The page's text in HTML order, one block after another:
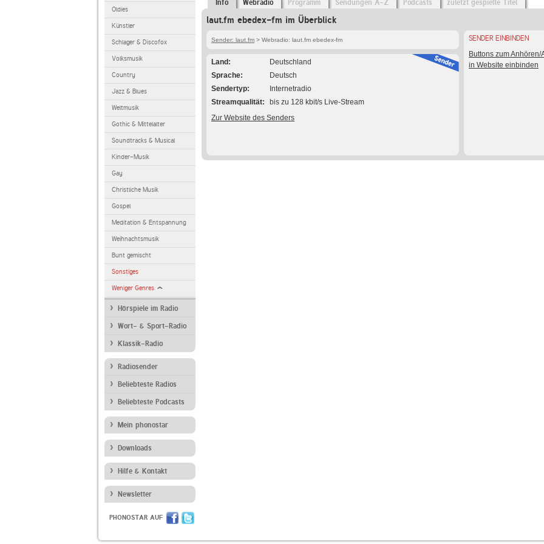
Oldies
Künstler
Schlager & Discofox
Volksmusik
Country
Jazz & Blues
Weltmusik
Gothic & Mittelalter
Soundtracks & Musical
Kinder-Musik
Gay
Christliche Musik
Gospel
Meditation & Entspannung
Weihnachtsmusik
Bunt gemischt
Sonstiges
Weniger Genres
Hörspiele im Radio
Wort- & Sport-Radio
Klassik-Radio
Radiosender
Beliebteste Radios
Beliebteste Podcasts
Mein phonostar
Downloads
Hilfe & Kontakt
Newsletter
PHONOSTAR AUF
Info Webradio Programm Sendungen A-Z Podcasts zuletzt gespielte Titel
laut.fm ebedex-fm im Überblick
Sender: laut.fm > Webradio: laut.fm ebedex-fm
Land
Deutschland
Sprache
Deutsch
Sendertyp
Internetradio
Streamqualität
bis zu 128 kbit/s Live-Stream
Zur Website des Senders
SENDER EINBINDEN
Buttons zum Anhören/
in Website einbinden